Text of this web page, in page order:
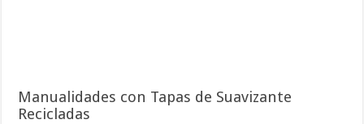
Manualidades con Tapas de Suavizante
Recicladas